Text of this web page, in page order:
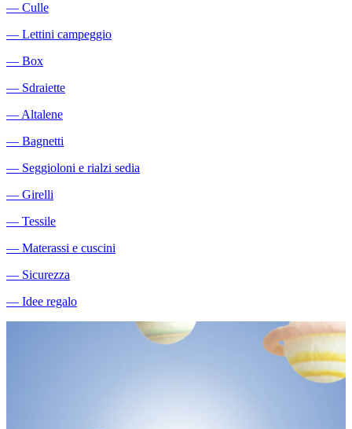
― Culle
― Lettini campeggio
― Box
― Sdraiette
―Altalene
― Bagnetti
― Seggioloni e rialzi sedia
― Girelli
― Tessile
― Materassi e cuscini
― Sicurezza
― Idee regalo